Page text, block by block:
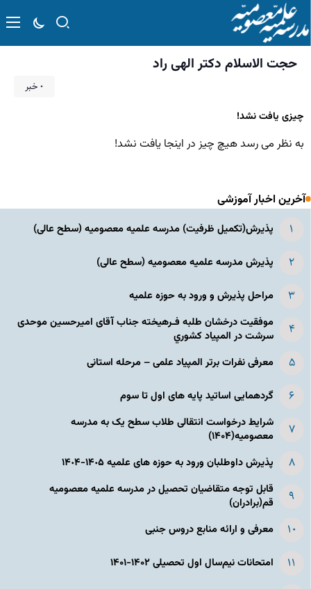
حجت الاسلام دکتر الهی راد
۰ خبر
چیزی یافت نشد!
به نظر می رسد هیچ چیز در اینجا یافت نشد!
آخرین اخبار آموزشی
پذیرش(تکمیل ظرفیت) مدرسه علمیه معصومیه‌ (سطح عالی)
پذیرش مدرسه علمیه معصومیه‌ (سطح عالی)
مراحل پذیرش و ورود به حوزه علمیه
موفقیت درخشان طلبه فـرهیخته جناب آقای امیرحسین موحدی
سرشت در المپياد كشوري
معرفی نفرات برتر المپیاد علمی – مرحله استانی
گردهمایی اساتید پایه های اول تا سوم
شرایط درخواست انتقالی طلاب سطح یک به مدرسه
معصومیه(۱۴۰۴)
پذیرش داوطلبان ورود به حوزه های علمیه ١۴٠۵-١۴٠۴
قابل توجه متقاضیان تحصیل در مدرسه علمیه معصومیه
قم(برادران)
معرفی و ارائه منابع دروس جنبی
امتحانات نیم‌سال اول تحصیلی ۱۴۰۲-۱۴۰۱